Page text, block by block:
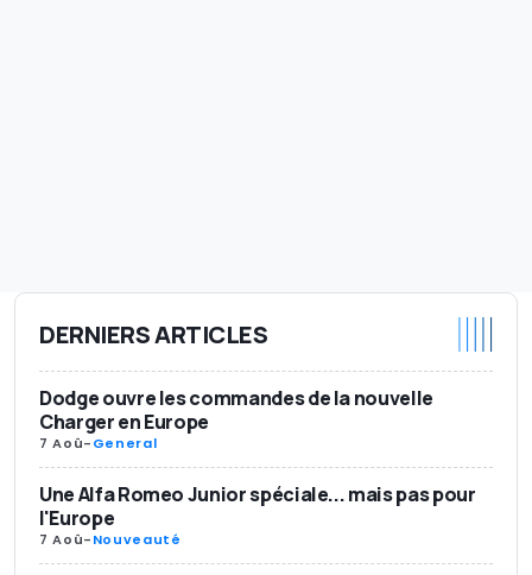
DERNIERS ARTICLES
Dodge ouvre les commandes de la nouvelle
Charger en Europe
7 Aoû-General
Une Alfa Romeo Junior spéciale... mais pas pour
l'Europe
7 Aoû-Nouveauté